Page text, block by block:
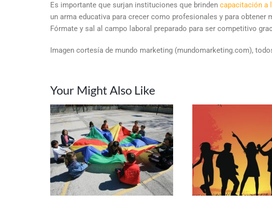
Es importante que surjan instituciones que brinden capacitación a
un arma educativa para crecer como profesionales y para
Fórmate y sal al campo laboral preparado para ser competitivo
Imagen cortesía de mundo marketing (mundomarketing.com),
Your Might Also Like